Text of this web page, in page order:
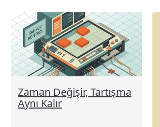
Zaman Değişir, Tartışma
Aynı Kalır